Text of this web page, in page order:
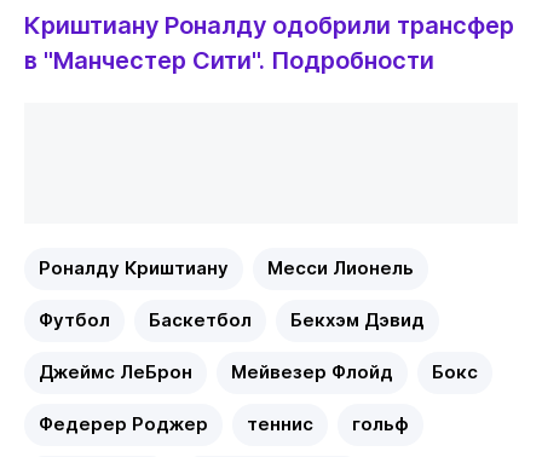
Криштиану Роналду одобрили трансфер
в "Манчестер Сити". Подробности
Роналду Криштиану Месси Лионель
Футбол Баскетбол Бекхэм Дэвид
Джеймс ЛеБрон Мейвезер Флойд Бокс
Федерер Роджер теннис гольф